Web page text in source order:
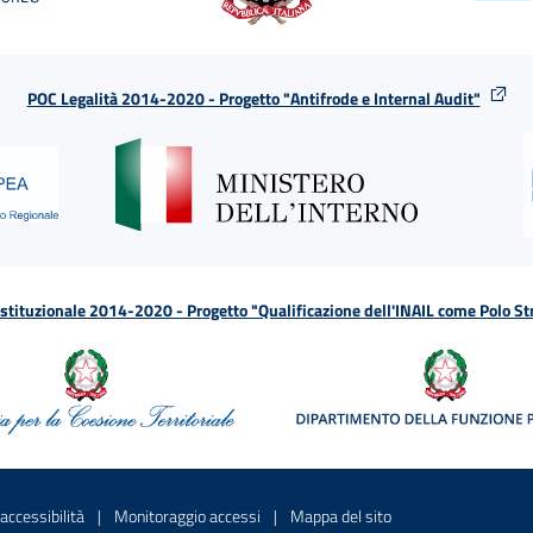
POC Legalità 2014-2020 - Progetto "Antifrode e Internal Audit"
2014-2020 - Progetto "Qualificazione dell'INAIL come Polo
una nuova finestraSito interno - Apre in una nuova finestra
Monitoraggio accessi Sito interno - Apre in una nuova
Mappa del sitoSito interno - Apre